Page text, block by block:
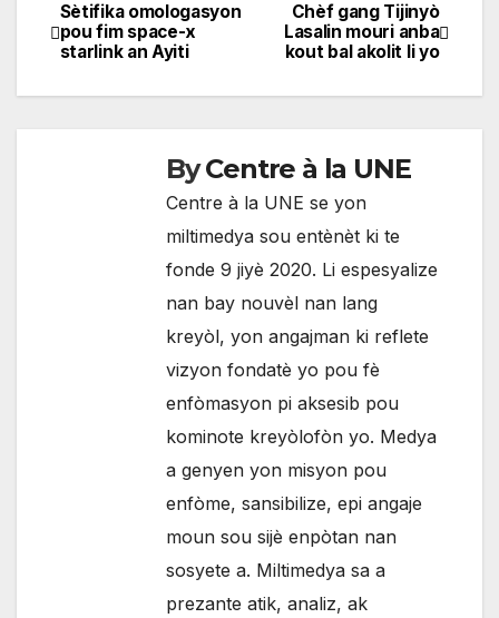
Navigation
de
Chèf gang Tijinyò
Lasalin mouri anba
kout bal akolit li yo
Sètifika omologasyon
pou fim space-x
starlink an Ayiti
ByCentre à la UNE
Centre à la UNE se yon
miltimedya sou entènèt ki te
fonde 9 jiyè 2020. Li espesyalize
nan bay nouvèl nan lang
kreyòl, yon angajman ki reflete
vizyon fondatè yo pou fè
enfòmasyon pi aksesib pou
kominote kreyòlofòn yo. Medya
a genyen yon misyon pou
enfòme, sansibilize, epi angaje
moun sou sijè enpòtan nan
sosyete a. Miltimedya sa a
prezante atik, analiz, ak